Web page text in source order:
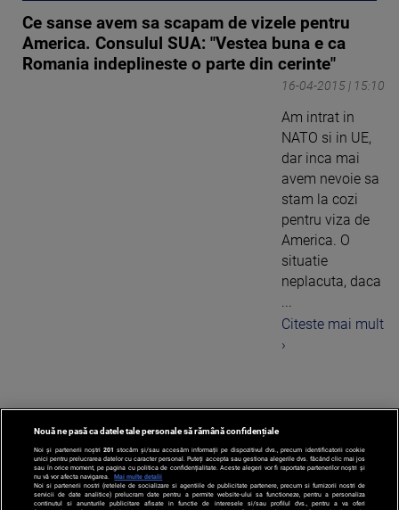
Ce sanse avem sa scapam de vizele pentru
America. Consulul SUA: "Vestea buna e ca
Romania indeplineste o parte din cerinte"
16-04-2015 | 15:10
Am intrat in
NATO si in UE,
dar inca mai
avem nevoie sa
stam la cozi
pentru viza de
America. O
situatie
neplacuta, daca
...
Citeste mai mult
›
1
Nouă ne pasă ca datele tale personale să rămână confidențiale
Noi și partenerii noștri 201 stocăm și/sau accesăm informații pe dispozitivul dvs., precum identificatorii cookie
unici pentru prelucrarea datelor cu caracter personal. Puteți accepta sau gestiona alegerile dvs. făcând clic mai jos
sau în orice moment, pe pagina cu politica de confidențialitate. Aceste alegeri vor fi raportate partenerilor noștri și
nu vă vor afecta navigarea.
Mai multe detalii
Noi si partenerii nostri (retelele de socializare si agentiile de publicitate partenere, precum si furnizorii nostri de
servicii de date analitice) prelucram date pentru a permite website-ului sa functioneze, pentru a personaliza
continutul si anunturile publicitare afisate in functie de interesele si/sau profilul dvs., pentru a va oferi